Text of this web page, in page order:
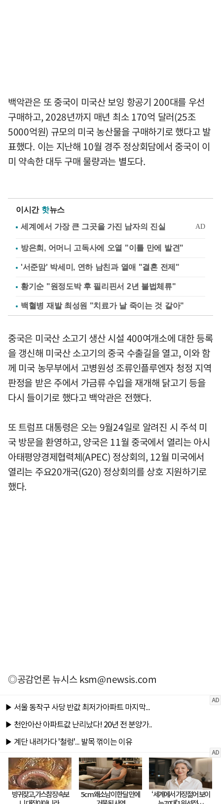
백악관은 또 중국이 미국산 보잉 항공기 200대를 우선
구매하고, 2028년까지 매년 최소 170억 달러(25조
5000억원) 규모의 미국 농산물을 구매하기로 했다고 발
표했다. 이는 지난해 10월 경주 정상회담에서 중국이 이
미 약속한 대두 구매 물량과는 별도다.
이시간 핫뉴스
방은희, 어머니 고독사에 오열 "이틀 만에 발견"
'서준맘' 박세미, 연하 남친과 열애 "결혼 전제"
황기순 "원정도박 후 필리핀서 2년 불법체류"
백혈병 재발 최성원 "치료가 날 죽이는 것 같아"
중국은 미국산 소고기 생산 시설 400여개소에 대한 등록
을 갱신해 미국산 소고기의 중국 수출길을 열고, 이와 함
께 미국 농무부에서 고병원성 조류인플루엔자 청정 지역
판정을 받은 주에서 가금류 수입을 재개해 닭고기 등을
다시 들이기로 했다고 백악관은 전했다.
또 트럼프 대통령은 오는 9월24일로 알려진 시 주석 미
국 방문을 환영하고, 양국은 11월 중국에서 열리는 아시
아태평양경제협력체(APEC) 정상회의, 12월 미국에서
열리는 주요20개국(G20) 정상회의를 상호 지원하기로
했다.
◎공감언론 뉴시스ksm@newsis.com